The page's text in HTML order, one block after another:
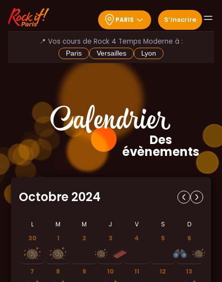
PARIS S’inscrire
📍 Vos cours de Rock 4 Temps Moderne à :
Paris Versailles Lyon
Calendrier
Des
évènements
Octobre 2024
L M M J V S
D
30
1 2 3 4 5 6
7 8 9 10 11 12 13